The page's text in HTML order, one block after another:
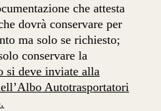
che attesta
dovrà conservare per
ma solo se richiesto;
conservare la
si deve inviate alla
Autotrasportatori